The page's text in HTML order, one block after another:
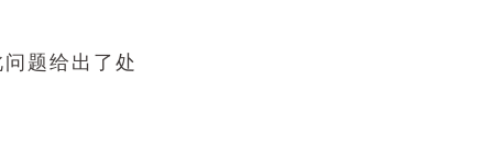
题给出了处